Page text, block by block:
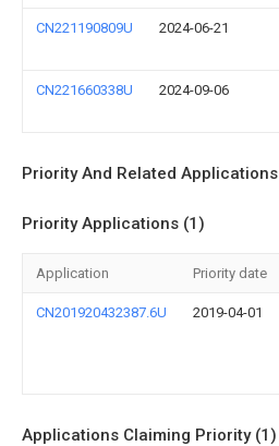
CN221190809U 2024-06-21
CN221660338U 2024-09-06
Priority And Related Applications
Priority Applications (1)
Application Priority date
CN201920432387.6U 2019-04-01
Applications Claiming Priority (1)